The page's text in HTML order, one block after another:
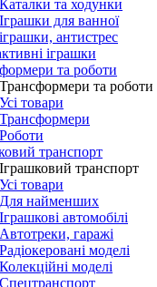
Каталки та ходунки
Іграшки для ванної
антистрес
іграшки
та роботи
Трансформери та роботи
Усі товари
Трансформери
Роботи
транспорт
Іграшковий транспорт
Усі товари
Для найменших
Іграшкові автомобілі
Автотреки, гаражі
Радіокеровані моделі
Колекційні моделі
Спецтранспорт